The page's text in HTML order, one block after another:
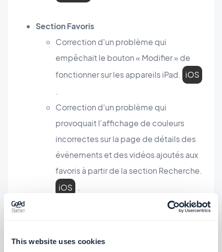
This website uses cookies
Section Favoris
Correction d'un problème qui
empêchait le bouton « Modifier » de
fonctionner sur les appareils iPad. iOS
.
Correction d'un problème qui
provoquait l'affichage de couleurs
incorrectes sur la page de détails des
événements et des vidéos ajoutés aux
favoris à partir de la section Recherche.
iOS
.